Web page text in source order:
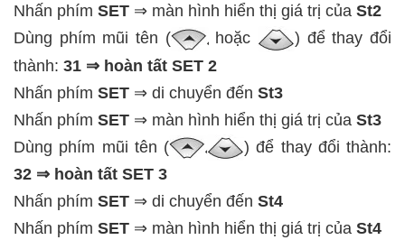
Nhấn phím SET ⇒ màn hình hiển thị giá trị của St2
Dùng phím mũi tên (
hoặc
) để thay đổi
thành: 31 ⇒ hoàn tất SET 2
Nhấn phím SET ⇒ di chuyển đến St3
Nhấn phím SET ⇒ màn hình hiển thị giá trị của St3
Dùng phím mũi tên (
) để thay đổi thành:
32 ⇒ hoàn tất SET 3
Nhấn phím SET ⇒ di chuyển đến St4
Nhấn phím SET ⇒ màn hình hiển thị giá trị của St4